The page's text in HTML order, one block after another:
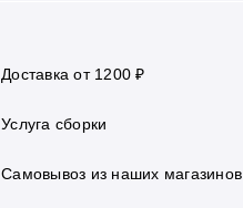
Доставка от 1200 ₽
Услуга сборки
Самовывоз из наших магазинов